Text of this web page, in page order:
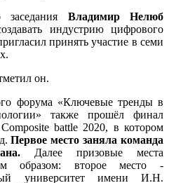
заседания Владимир Нелюб
индустрию цифрового
принять участие в семи
он.
форума «Ключевые тренды в
также прошёл финал
battle 2020, в котором
Первое место заняла команда
Далее призовые места
образом: второе место -
университет имени И.Н.